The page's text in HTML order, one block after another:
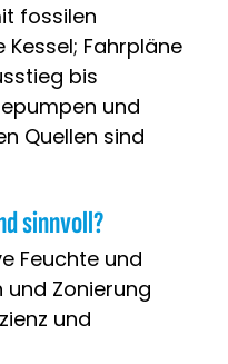
fossilen
Fahrpläne
bis
und
Quellen sind
sinnvoll?
Feuchte und
und Zonierung
und